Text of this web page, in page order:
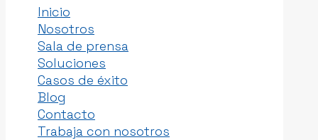
Inicio
Nosotros
Sala de prensa
Soluciones
Casos de éxito
Blog
Contacto
Trabaja con nosotros